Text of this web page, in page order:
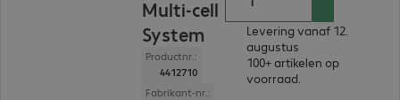
Multi-cell
System
Productnr.:
4412710
Fabrikant-nr.:
Levering vanaf 12.
augustus
100+ artikelen op
voorraad.